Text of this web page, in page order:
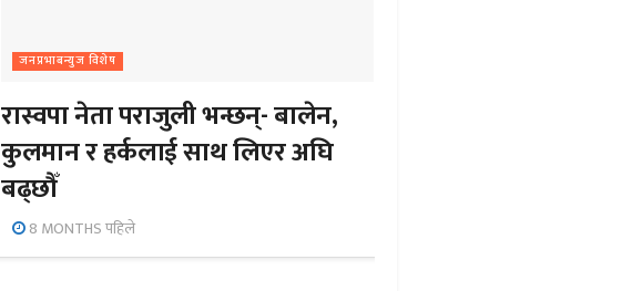
जनप्रभाबन्युज विशेष
रास्वपा नेता पराजुली भन्छन्- बालेन,
कुलमान र हर्कलाई साथ लिएर अघि
बढ्छौँ
8 MONTHS पहिले